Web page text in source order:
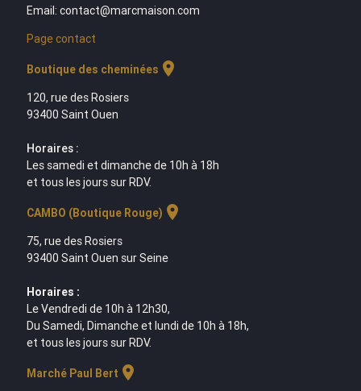
Email: contact@marcmaison.com
Page contact
Boutique des cheminées location_on
120, rue des Rosiers
93400 Saint Ouen
Horaires :
Les samedi et dimanche de 10h à 18h
et tous les jours sur RDV.
CAMBO (Boutique Rouge) location_on
75, rue des Rosiers
93400 Saint Ouen sur Seine
Horaires :
Le Vendredi de 10h à 12h30,
Du Samedi, Dimanche et lundi de 10h à 18h,
et tous les jours sur RDV.
Marché Paul Bert location_on